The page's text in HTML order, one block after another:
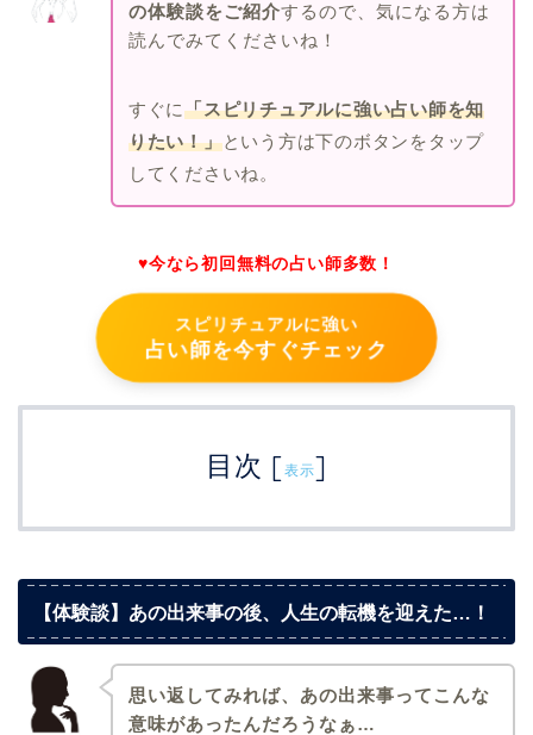
の体験談をご紹介するので、気になる方は
読んでみてくださいね！
すぐに「スピリチュアルに強い占い師を知
りたい！」という方は下のボタンをタップ
してくださいね。
♥今なら初回無料の占い師多数！
スピリチュアルに強い
占い師を今すぐチェック
目次 [表示]
【体験談】あの出来事の後、人生の転機を迎えた…！
思い返してみれば、あの出来事ってこんな
意味があったんだろうなぁ…